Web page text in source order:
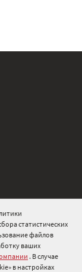
статистических
файлов
ваших
. В случае
в настройках